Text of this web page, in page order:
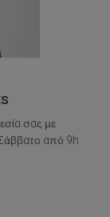
σας με
από 9h